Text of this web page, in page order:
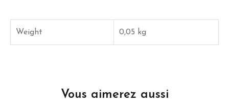
Weight 0,05 kg
Vous aimerez aussi